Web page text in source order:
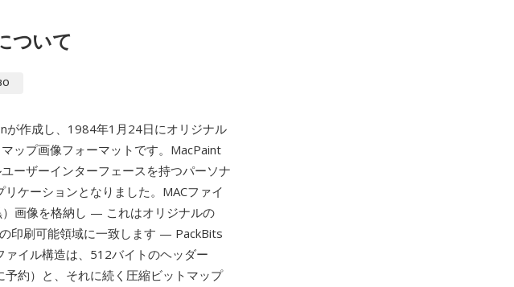
ついて
が作成し、1984年1月24日にオリジナル
ップ画像フォーマットです。MacPaint
ーザーインターフェースを持つパーソナ
ケーションとなりました。MACファイ
画像を格納し — これはオリジナルの
印刷可能領域に一致します — PackBits
イル構造は、512バイトのヘッダー
予約）と、それに続く圧縮ビットマップ